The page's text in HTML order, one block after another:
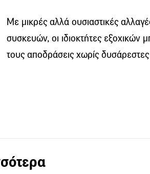
Με μικρές αλλά ουσιαστικές
συσκευών, οι ιδιοκτήτες εξοχικών
τους αποδράσεις χωρίς